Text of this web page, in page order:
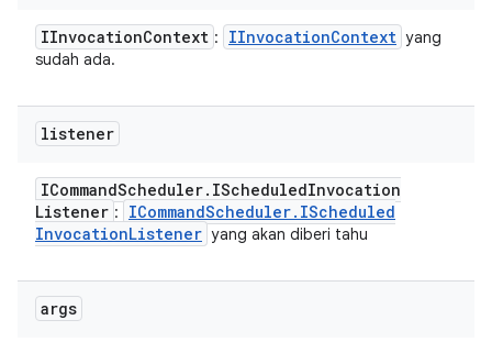
IInvocationContext : IInvocationContext yang
sudah ada.
listener
ICommandScheduler. IScheduledInvocation
Listener : ICommandScheduler. IScheduled
InvocationListener yang akan diberi tahu
args